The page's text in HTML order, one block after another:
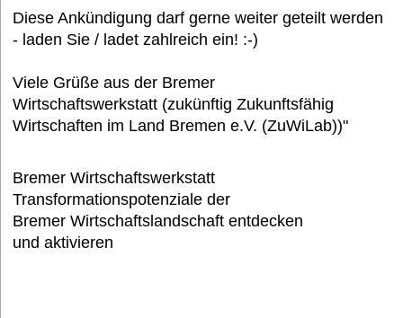
Diese Ankündigung darf gerne weiter geteilt werden
- laden Sie / ladet zahlreich ein! :-)
Viele Grüße aus der Bremer
Wirtschaftswerkstatt (zukünftig Zukunftsfähig
Wirtschaften im Land Bremen e.V. (ZuWiLab))"
Bremer Wirtschaftswerkstatt
Transformationspotenziale der
Bremer Wirtschaftslandschaft entdecken
und aktivieren